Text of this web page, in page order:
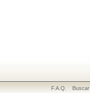
F.A.Q. Buscar